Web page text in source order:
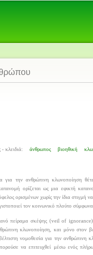
- κλειδιά: άνθρωπος βιοηθική
την ανθρώπινη κλωνοποίηση
ορίζεται ως μια εφικτή
ορισμένων χωρίς την ίδια στιγμή
τον κοινωνικό πλούτο
πείραμα σκέψης (veil of
κλωνοποίηση, και μόνο στον
νομοθεσία για την
να επιτευχθεί μέσω ενός